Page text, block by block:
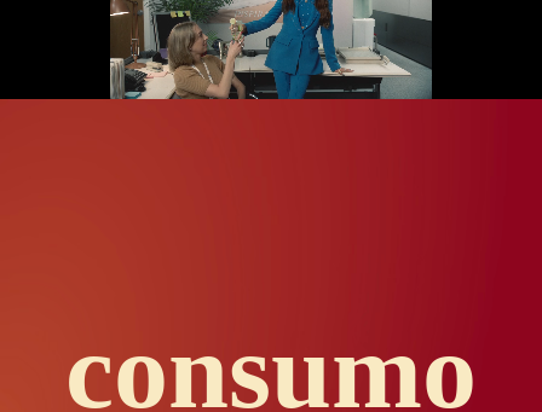
consumo